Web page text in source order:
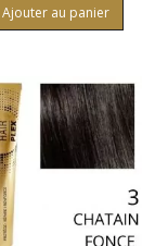
Renforcement de
Gamme de
( en moyenne ).
100 ml.
Ajouter au panier